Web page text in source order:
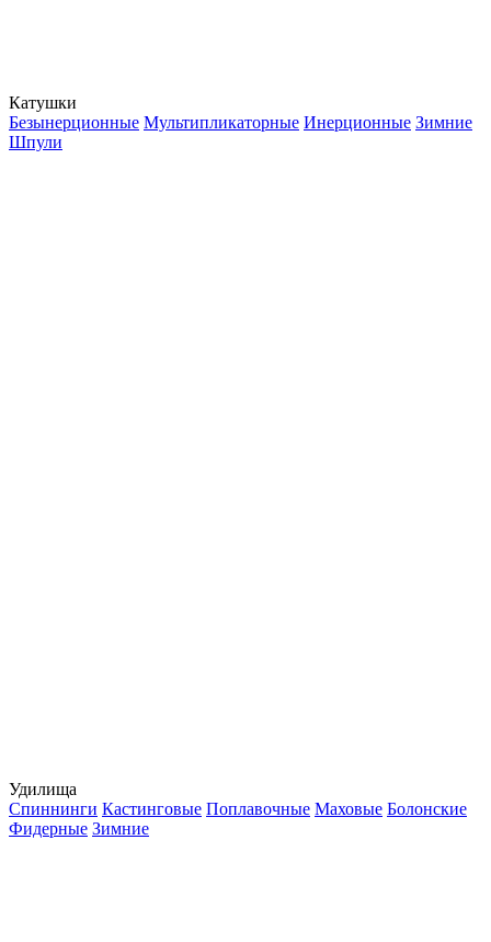
Катушки
Безынерционные Мультипликаторные Инерционные Зимние
Шпули
Удилища
Спиннинги Кастинговые Поплавочные Маховые Болонские
Фидерные Зимние